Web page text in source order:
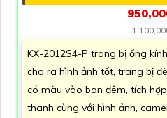
KX-2012S4-P trang bị ống
cho ra hình ảnh tốt, trang bị
có màu vào ban đêm, tích
thanh cùng với hình ảnh,